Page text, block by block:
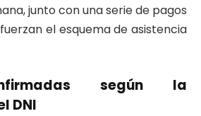
junto con una serie de pagos
el esquema de asistencia
según la
DNI